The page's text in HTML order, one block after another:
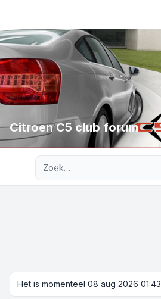
Citroen C5 club forum
Het is momenteel 08 aug 2026 01:43